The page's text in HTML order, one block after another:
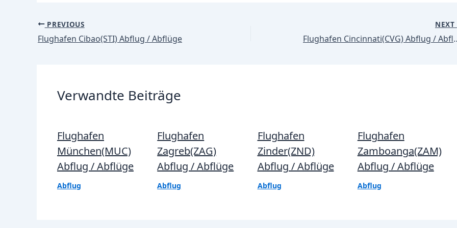
Post
navigation
PREVIOUS
Flughafen Cibao(STI) Abflug / Abflüge
NEXT
Flughafen
Verwandte Beiträge
Flughafen
München(MUC)
Abflug / Abflüge
Abflug
Flughafen
Zagreb(ZAG)
Abflug / Abflüge
Abflug
Flughafen
Zinder(ZND)
Abflug / Abflüge
Abflug
Flughafen
Zamboanga(ZAM)
Abflug / Abflüge
Abflug